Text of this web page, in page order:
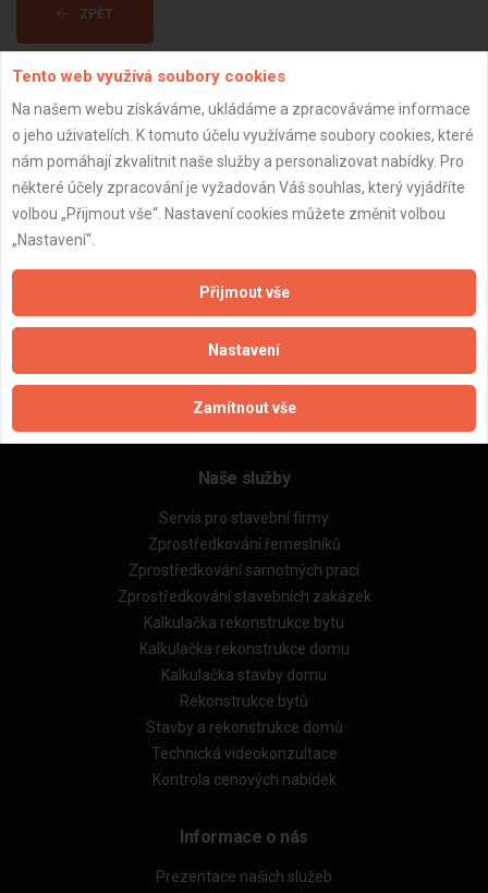
ZPĚT
Důležité informace
Zpracování a ochrana osobních údajů
Zásady pro používání souborů cookie
Obchodní podmínky (zprostředkování)
Naše služby
Servis pro stavební firmy
Zprostředkování řemeslníků
Zprostředkování samotných prací
Zprostředkování stavebních zakázek
Kalkulačka rekonstrukce bytu
Kalkulačka rekonstrukce domu
Kalkulačka stavby domu
Rekonstrukce bytů
Stavby a rekonstrukce domů
Technická videokonzultace
Kontrola cenových nabídek
Informace o nás
Prezentace našich služeb
Tento web využívá soubory cookies
Na našem webu získáváme, ukládáme a zpracováváme informace
o jeho uživatelích. K tomuto účelu využíváme soubory cookies, které
nám pomáhají zkvalitnit naše služby a personalizovat nabídky. Pro
některé účely zpracování je vyžadován Váš souhlas, který vyjádříte
volbou „Přijmout vše“. Nastavení cookies můžete změnit volbou
„Nastavení“.
Přijmout vše
Nastavení
Zamítnout vše